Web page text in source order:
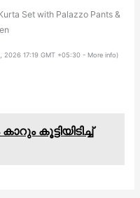
Set with Palazzo Pants &
2026 17:19 GMT +05:30 - More info)
കൂട്ടിയിടിച്ച്